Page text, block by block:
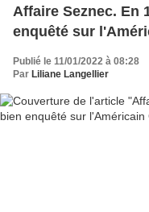
Affaire Seznec. En
enquêté sur
Publié le 11/01/2022 à 08:28
Par Liliane Langellier